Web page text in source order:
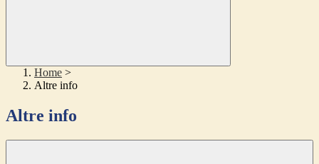
Home >
Altre info
Altre info